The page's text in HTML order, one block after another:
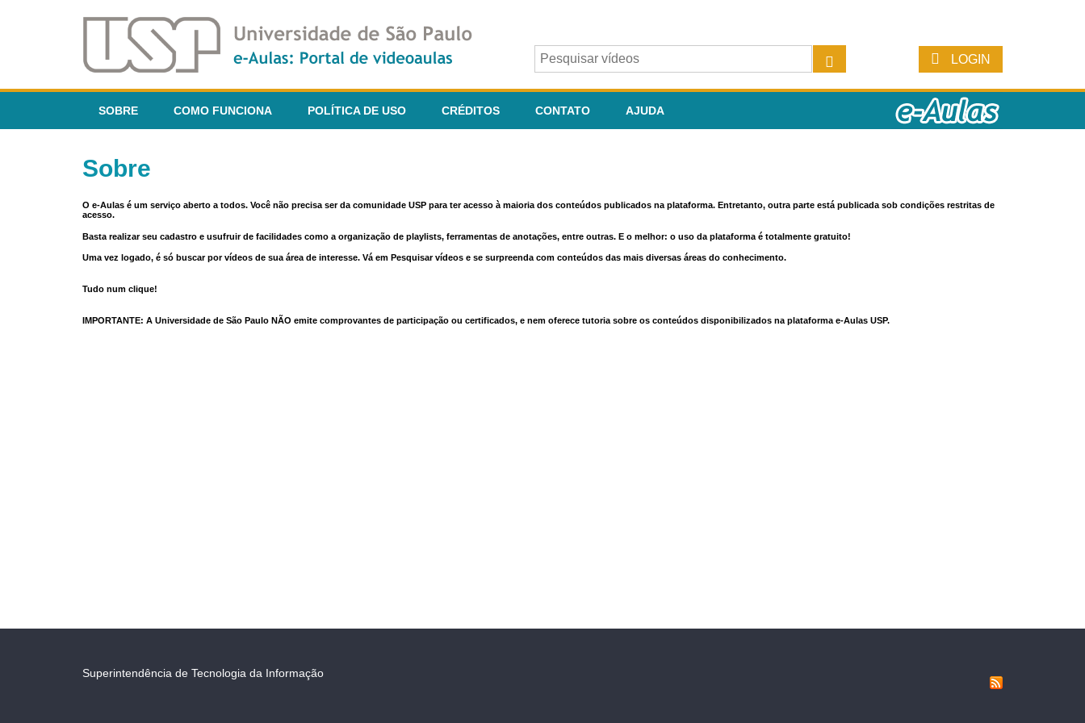
LOGIN
SOBRE COMO FUNCIONA POLÍTICA DE USO CRÉDITOS CONTATO AJUDA
Sobre
O e-Aulas é um serviço aberto a todos. Você não precisa ser da comunidade USP para ter acesso à maioria dos conteúdos publicados na plataforma. Entretanto, outra parte está publicada sob condições restritas de
acesso.
Basta realizar seu cadastro e usufruir de facilidades como a organização de playlists, ferramentas de anotações, entre outras. E o melhor: o uso da plataforma é totalmente gratuito!
Uma vez logado, é só buscar por vídeos de sua área de interesse. Vá em Pesquisar vídeos e se surpreenda com conteúdos das mais diversas áreas do conhecimento.
Tudo num clique!
IMPORTANTE: A Universidade de São Paulo NÃO emite comprovantes de participação ou certificados, e nem oferece tutoria sobre os conteúdos disponibilizados na plataforma e-Aulas USP.
Superintendência de Tecnologia da Informação